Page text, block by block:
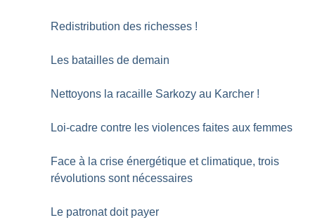
Redistribution des richesses !
Les batailles de demain
Nettoyons la racaille Sarkozy au Karcher !
Loi-cadre contre les violences faites aux femmes
Face à la crise énergétique et climatique, trois
révolutions sont nécessaires
Le patronat doit payer